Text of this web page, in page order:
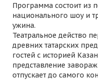
Программа состоит из
национального шоу и
ужина.
Театральное действо
древних татарских
гостей с историей
представление
отпускает до самого